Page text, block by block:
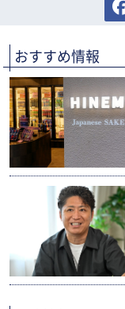
おすすめ情報